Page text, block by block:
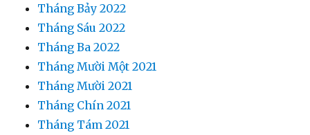
Tháng Bảy 2022
Tháng Sáu 2022
Tháng Ba 2022
Tháng Mười Một 2021
Tháng Mười 2021
Tháng Chín 2021
Tháng Tám 2021